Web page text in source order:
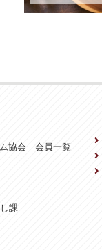
ム協会 会員一覧
課